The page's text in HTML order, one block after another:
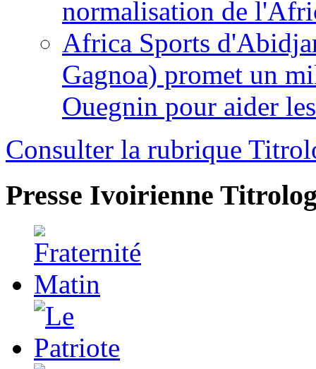
normalisation de
Africa Sports
Gagnoa) promet un
Ouegnin pour aider
Consulter la rubrique
Presse Ivoirienne